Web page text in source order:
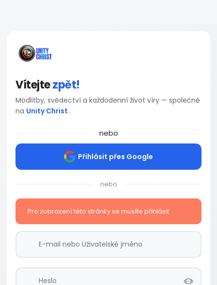
Vítejtezpět!
Modlitby, svědectví a každodenní život víry — společně
na Unity Christ .
nebo
Přihlásit přes Google
nebo
Pro zobrazení této stránky se musíte přihlásit